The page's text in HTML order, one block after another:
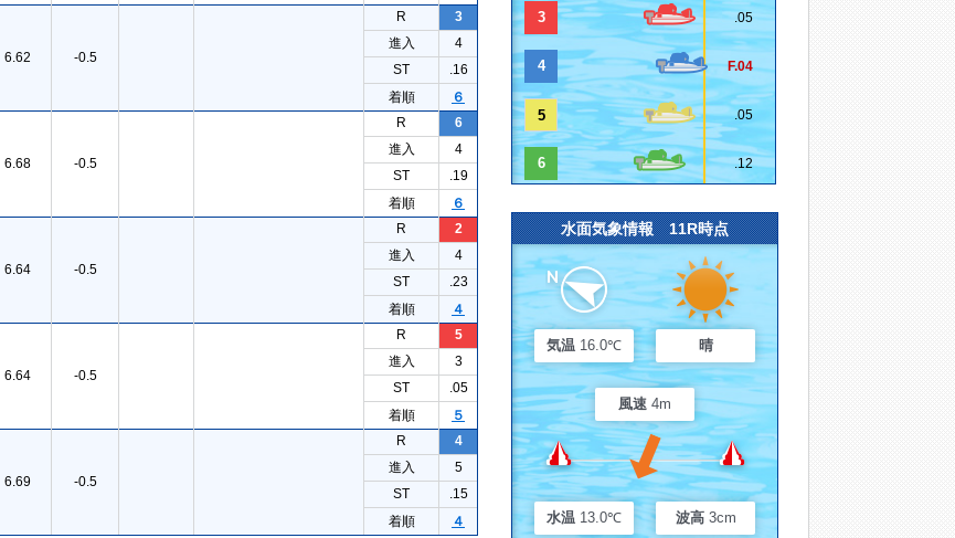
6.62
-0.5
R
3
進入
4
ST
.16
着順
６
6.68
-0.5
R
6
進入
4
ST
.19
着順
６
6.64
-0.5
R
2
進入
4
ST
.23
着順
４
6.64
-0.5
R
5
進入
3
ST
.05
着順
５
6.69
-0.5
R
4
進入
5
ST
.15
着順
４
3 .05
4 F.04
5 .05
6 .12
水面気象情報 11R時点
気温 16.0℃ 晴
風速 4m
水温 13.0℃ 波高 3cm